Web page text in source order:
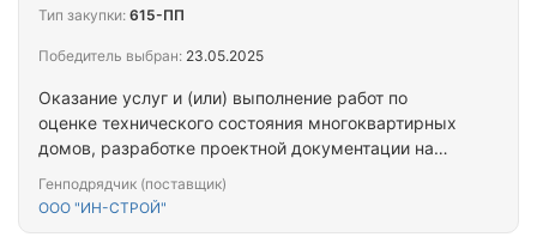
Оказание услуг и (или) выполнение работ по
оценке технического состояния многоквартирных
домов, разработке проектной документации на
имущества многоквартирных домов,
Генподрядчик (поставщик)
ООО "ИН-СТРОЙ"
Тип закупки: 615-ПП
Победитель выбран: 23.05.2025